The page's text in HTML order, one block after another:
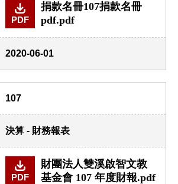
PDF
捐款名冊107捐款名冊
pdf.pdf
2020-06-01
107
決算 - 財務報表
PDF
財團法人雙溪啟智文教
基金會 107 年度財報.pdf